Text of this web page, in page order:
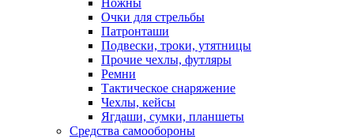
Ножны
Очки для стрельбы
Патронташи
Подвески, троки, утятницы
Прочие чехлы, футляры
Ремни
Тактическое снаряжение
Чехлы, кейсы
Ягдаши, сумки, планшеты
Средства самообороны